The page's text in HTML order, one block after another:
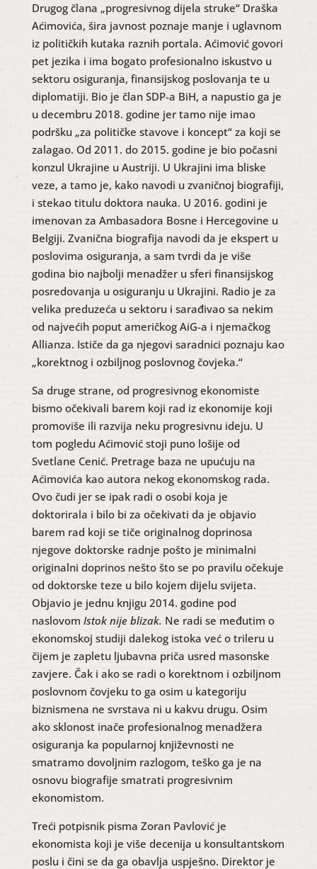
Drugog člana „progresivnog dijela struke“ Draška
Aćimovića, šira javnost poznaje manje i uglavnom
iz političkih kutaka raznih portala. Aćimović govori
pet jezika i ima bogato profesionalno iskustvo u
sektoru osiguranja, finansijskog poslovanja te u
diplomatiji. Bio je član SDP-a BiH, a napustio ga je
u decembru 2018. godine jer tamo nije imao
podršku „za političke stavove i koncept“ za koji se
zalagao. Od 2011. do 2015. godine je bio počasni
konzul Ukrajine u Austriji. U Ukrajini ima bliske
veze, a tamo je, kako navodi u zvaničnoj biografiji,
i stekao titulu doktora nauka. U 2016. godini je
imenovan za Ambasadora Bosne i Hercegovine u
Belgiji. Zvanična biografija navodi da je ekspert u
poslovima osiguranja, a sam tvrdi da je više
godina bio najbolji menadžer u sferi finansijskog
posredovanja u osiguranju u Ukrajini. Radio je za
velika preduzeća u sektoru i sarađivao sa nekim
od najvećih poput američkog AiG-a i njemačkog
Allianza. Ističe da ga njegovi saradnici poznaju kao
„korektnog i ozbiljnog poslovnog čovjeka.“
Sa druge strane, od progresivnog ekonomiste
bismo očekivali barem koji rad iz ekonomije koji
promoviše ili razvija neku progresivnu ideju. U
tom pogledu Aćimović stoji puno lošije od
Svetlane Cenić. Pretrage baza ne upućuju na
Aćimovića kao autora nekog ekonomskog rada.
Ovo čudi jer se ipak radi o osobi koja je
doktorirala i bilo bi za očekivati da je objavio
barem rad koji se tiče originalnog doprinosa
njegove doktorske radnje pošto je minimalni
originalni doprinos nešto što se po pravilu očekuje
od doktorske teze u bilo kojem dijelu svijeta.
Objavio je jednu knjigu 2014. godine pod
naslovom Istok nije blizak. Ne radi se međutim o
ekonomskoj studiji dalekog istoka već o trileru u
čijem je zapletu ljubavna priča usred masonske
zavjere. Čak i ako se radi o korektnom i ozbiljnom
poslovnom čovjeku to ga osim u kategoriju
biznismena ne svrstava ni u kakvu drugu. Osim
ako sklonost inače profesionalnog menadžera
osiguranja ka popularnoj književnosti ne
smatramo dovoljnim razlogom, teško ga je na
osnovu biografije smatrati progresivnim
ekonomistom.
Treći potpisnik pisma Zoran Pavlović je
ekonomista koji je više decenija u konsultantskom
poslu i čini se da ga obavlja uspješno. Direktor je